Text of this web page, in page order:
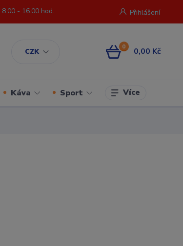
CZK
Přihlášení
8:00 - 16:00 hod.
0 0,00 Kč
Káva Sport Více